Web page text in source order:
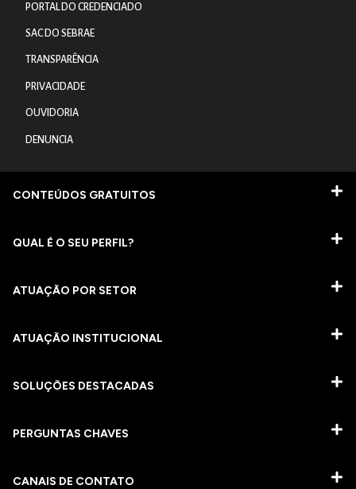
PORTAL DO CREDENCIADO
SAC DO SEBRAE
TRANSPARÊNCIA
PRIVACIDADE
OUVIDORIA
DENUNCIA
CONTEÚDOS GRATUITOS
QUAL É O SEU PERFIL?
ATUAÇÃO POR SETOR
ATUAÇÃO INSTITUCIONAL
SOLUÇÕES DESTACADAS
PERGUNTAS CHAVES​
CANAIS DE CONTATO